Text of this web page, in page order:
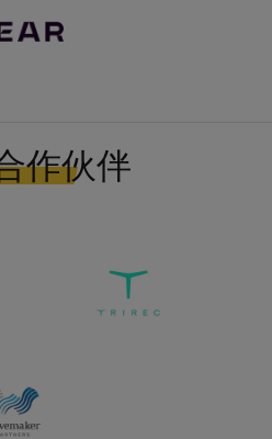
作伙伴